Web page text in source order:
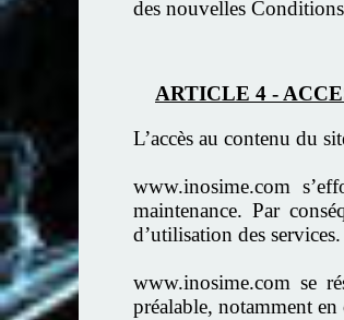
des nouvelles
ARTICLE 4 -
L’accès au contenu du
www.inosime.com
maintenance. Par
d’utilisation des services.
www.inosime.com se
préalable, notamment